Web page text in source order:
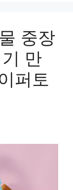
중장
만
퍼토